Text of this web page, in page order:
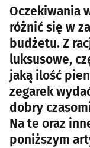
Oczekiwania
różnić się w
budżetu. Z
luksusowe,
jaką ilość
zegarek
dobry
Na te oraz
poniższym